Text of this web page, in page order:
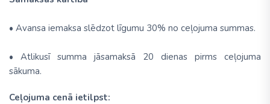
• Avansa iemaksa slēdzot līgumu 30% no ceļojuma summas.
• Atlikusī summa jāsamaksā 20 dienas pirms ceļojuma
sākuma.
Ceļojuma cenā ietilpst: